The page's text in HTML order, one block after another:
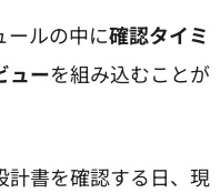
ールの中に確認タイミ
ューを組み込むことが
計書を確認する日、現